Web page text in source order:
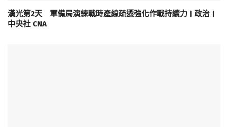
漢光第2天 軍備局演練戰時產線疏遷強化作戰持續力 | 政治 |
中央社 CNA